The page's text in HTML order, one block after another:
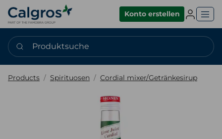
Konto erstellen
Produktsuche
Products Spirituosen Cordial mixer/Getränkesirup